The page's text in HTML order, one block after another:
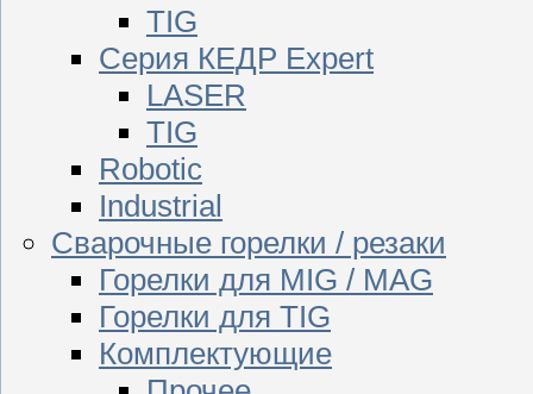
TIG
Серия КЕДР Expert
LASER
TIG
Robotic
Industrial
Сварочные горелки / резаки
Горелки для MIG / MAG
Горелки для TIG
Комплектующие